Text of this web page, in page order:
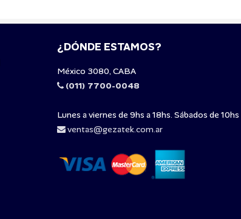
¿DÓNDE ESTAMOS?
México 3080, CABA
(011) 7700-0048
Lunes a viernes de 9hs a 18hs. Sábados de 10hs
ventas@gezatek.com.ar